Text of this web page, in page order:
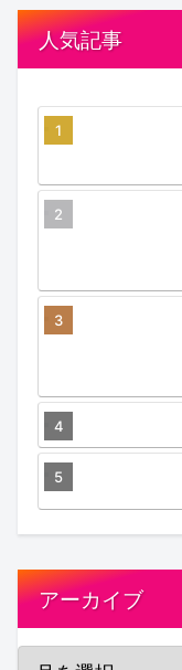
人気記事
アーカイブ